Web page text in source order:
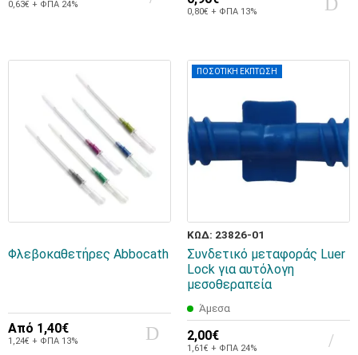
0,63€ + ΦΠΑ 24%
0,80€ + ΦΠΑ 13%
Φλεβοκαθετήρες Abbocath
Από 1,40€
1,24€ + ΦΠΑ 13%
ΠΟΣΟΤΙΚΗ ΕΚΠΤΩΣΗ
ΚΩΔ: 23826-01
Συνδετικό μεταφοράς Luer
Lock για αυτόλογη
μεσοθεραπεία
Άμεσα
2,00€
1,61€ + ΦΠΑ 24%